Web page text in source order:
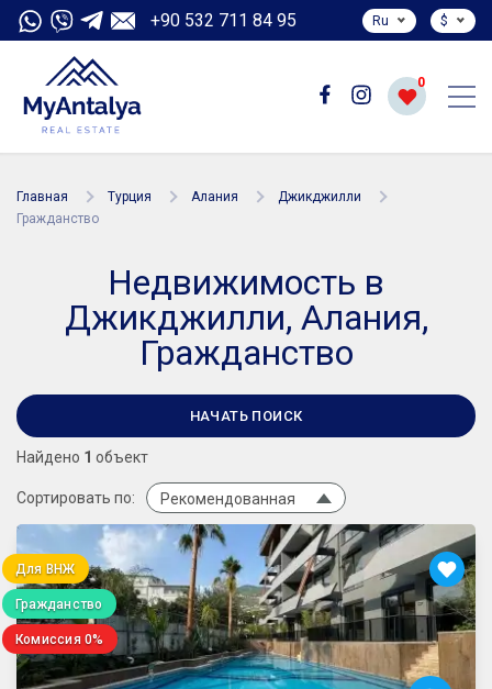
+90 532 711 84 95 Ru $
0
Главная Турция Алания
Джикджилли
Гражданство
Недвижимость в
Джикджилли, Алания,
Гражданство
НАЧАТЬ ПОИСК
Найдено 1 объект
Сортировать по: Рекомендованная
Для ВНЖ
Гражданство
Комиссия 0%